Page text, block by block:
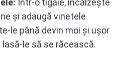
și adaugă vinetele
le până devin moi și ușor
lasă-le să se răcească.